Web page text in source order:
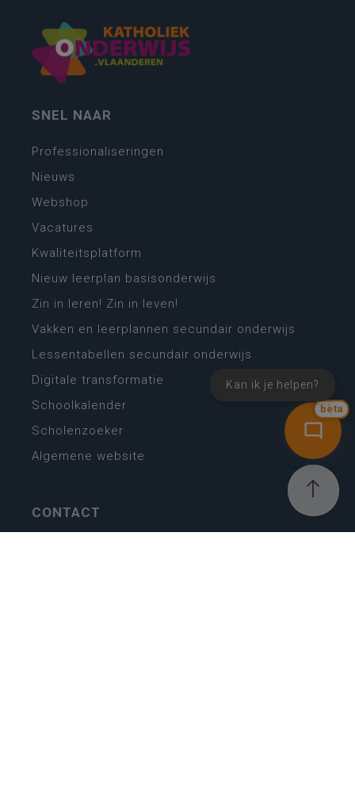
bèta
Kan ik je helpen?
SNEL NAAR
Professionaliseringen
Nieuws
Webshop
Vacatures
Kwaliteitsplatform
Nieuw leerplan basisonderwijs
Zin in leren! Zin in leven!
Vakken en leerplannen secundair onderwijs
Lessentabellen secundair onderwijs
Digitale transformatie
Schoolkalender
Scholenzoeker
Algemene website
CONTACT